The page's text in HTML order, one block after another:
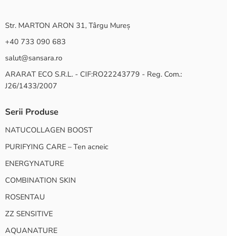
Str. MARTON ARON 31, Târgu Mureș
+40 733 090 683
salut@sansara.ro
ARARAT ECO S.R.L. - CIF:RO22243779 - Reg. Com.:
J26/1433/2007
Serii Produse
NATUCOLLAGEN BOOST
PURIFYING CARE – Ten acneic
ENERGYNATURE
COMBINATION SKIN
ROSENTAU
ZZ SENSITIVE
AQUANATURE